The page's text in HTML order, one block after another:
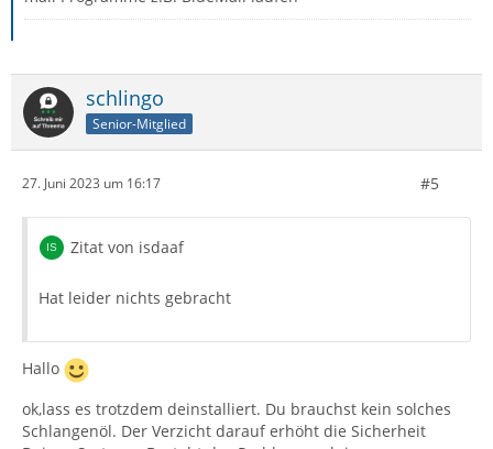
schlingo
Senior-Mitglied
27. Juni 2023 um 16:17 #5
Zitat von isdaaf
Hat leider nichts gebracht
Hallo
ok,lass es trotzdem deinstalliert. Du brauchst kein solches
Schlangenöl. Der Verzicht darauf erhöht die Sicherheit